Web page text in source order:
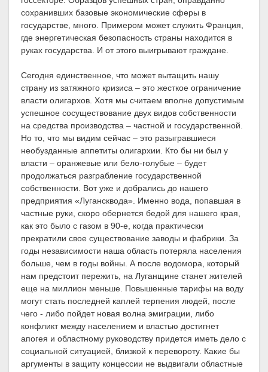
сохранивших базовые экономические сферы в
государстве, много. Примером может служить Франция,
где энергетическая безопасность страны находится в
руках государства. И от этого выигрывают граждане.
Сегодня единственное, что может вытащить нашу
страну из затяжного кризиса – это жесткое ограничение
власти олигархов. Хотя мы считаем вполне допустимым
успешное сосуществование двух видов собственности
на средства производства – частной и государственной.
Но то, что мы видим сейчас – это разыгравшиеся
необузданные аппетиты олигархии. Кто бы ни был у
власти – оранжевые или бело-голубые – будет
продолжаться разграбление государственной
собственности. Вот уже и добрались до нашего
предприятия «Лугансквода». Именно вода, попавшая в
частные руки, скоро обернется бедой для нашего края,
как это было с газом в 90-е, когда практически
прекратили свое существование заводы и фабрики. За
годы независимости наша область потеряла населения
больше, чем в годы войны. А после водомора, который
нам предстоит пережить, на Луганщине станет жителей
еще на миллион меньше. Повышенные тарифы на воду
могут стать последней каплей терпения людей, после
чего - либо пойдет новая волна эмиграции, либо
конфликт между населением и властью достигнет
апогея и областному руководству придется иметь дело с
социальной ситуацией, близкой к перевороту. Какие бы
аргументы в защиту концессии не выдвигали областные